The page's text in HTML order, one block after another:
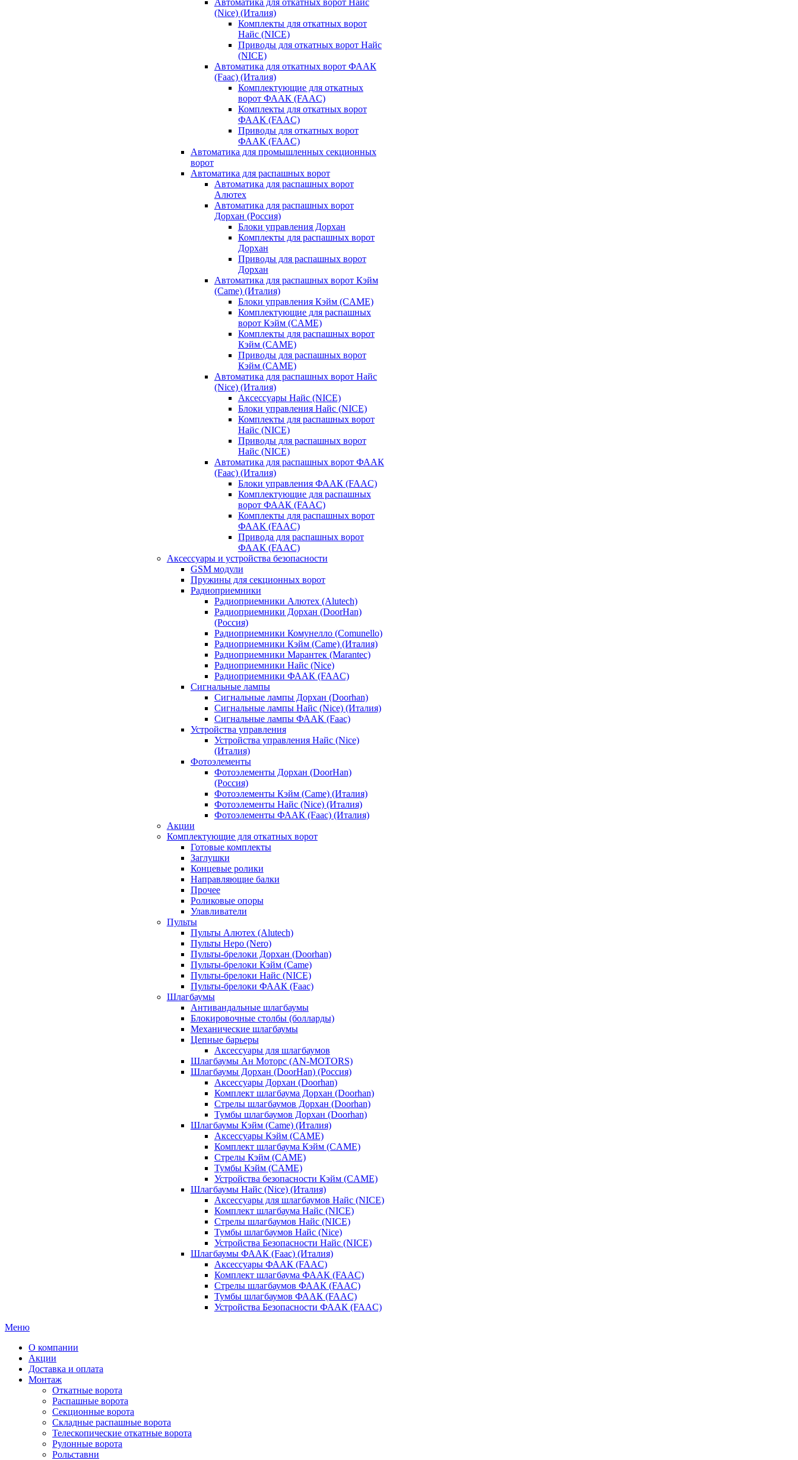
Автоматика для откатных ворот Найс
(Nice) (Италия)
Комплекты для откатных ворот
Найс (NICE)
Приводы для откатных ворот Найс
(NICE)
Автоматика для откатных ворот ФААК
(Faac) (Италия)
Комплектующие для откатных
ворот ФААК (FAAC)
Комплекты для откатных ворот
ФААК (FAAC)
Приводы для откатных ворот
ФААК (FAAC)
Автоматика для промышленных секционных
ворот
Автоматика для распашных ворот
Автоматика для распашных ворот
Алютех
Автоматика для распашных ворот
Дорхан (Россия)
Блоки управления Дорхан
Комплекты для распашных ворот
Дорхан
Приводы для распашных ворот
Дорхан
Автоматика для распашных ворот Кэйм
(Came) (Италия)
Блоки управления Кэйм (CAME)
Комплектующие для распашных
ворот Кэйм (CAME)
Комплекты для распашных ворот
Кэйм (CAME)
Приводы для распашных ворот
Кэйм (CAME)
Автоматика для распашных ворот Найс
(Nice) (Италия)
Аксессуары Найс (NICE)
Блоки управления Найс (NICE)
Комплекты для распашных ворот
Найс (NICE)
Приводы для распашных ворот
Найс (NICE)
Автоматика для распашных ворот ФААК
(Faac) (Италия)
Блоки управления ФААК (FAAC)
Комплектующие для распашных
ворот ФААК (FAAC)
Комплекты для распашных ворот
ФААК (FAAC)
Привода для распашных ворот
ФААК (FAAC)
Аксессуары и устройства безопасности
GSM модули
Пружины для секционных ворот
Радиоприемники
Радиоприемники Алютех (Alutech)
Радиоприемники Дорхан (DoorHan)
(Россия)
Радиоприемники Комунелло (Comunello)
Радиоприемники Кэйм (Came) (Италия)
Радиоприемники Марантек (Marantec)
Радиоприемники Найс (Nice)
Радиоприемники ФААК (FAAC)
Сигнальные лампы
Сигнальные лампы Дорхан (Doorhan)
Сигнальные лампы Найс (Nice) (Италия)
Сигнальные лампы ФААК (Faac)
Устройства управления
Устройства управления Найс (Nice)
(Италия)
Фотоэлементы
Фотоэлементы Дорхан (DoorHan)
(Россия)
Фотоэлементы Кэйм (Came) (Италия)
Фотоэлементы Найс (Nice) (Италия)
Фотоэлементы ФААК (Faac) (Италия)
Акции
Комплектующие для откатных ворот
Готовые комплекты
Заглушки
Концевые ролики
Направляющие балки
Прочее
Роликовые опоры
Улавливатели
Пульты
Пульты Алютех (Alutech)
Пульты Неро (Nero)
Пульты-брелоки Дорхан (Doorhan)
Пульты-брелоки Кэйм (Came)
Пульты-брелоки Найс (NICE)
Пульты-брелоки ФААК (Faac)
Шлагбаумы
Антивандальные шлагбаумы
Блокировочные столбы (болларды)
Механические шлагбаумы
Цепные барьеры
Аксессуары для шлагбаумов
Шлагбаумы Ан Моторс (AN-MOTORS)
Шлагбаумы Дорхан (DoorHan) (Россия)
Аксессуары Дорхан (Doorhan)
Комплект шлагбаума Дорхан (Doorhan)
Стрелы шлагбаумов Дорхан (Doorhan)
Тумбы шлагбаумов Дорхан (Doorhan)
Шлагбаумы Кэйм (Came) (Италия)
Аксессуары Кэйм (CAME)
Комплект шлагбаума Кэйм (CAME)
Стрелы Кэйм (CAME)
Тумбы Кэйм (CAME)
Устройства безопасности Кэйм (CAME)
Шлагбаумы Найс (Nice) (Италия)
Аксессуары для шлагбаумов Найс (NICE)
Комплект шлагбаума Найс (NICE)
Стрелы шлагбаумов Найс (NICE)
Тумбы шлагбаумов Найс (Nice)
Устройства Безопасности Найс (NICE)
Шлагбаумы ФААК (Faac) (Италия)
Аксессуары ФААК (FAAC)
Комплект шлагбаума ФААК (FAAC)
Стрелы шлагбаумов ФААК (FAAC)
Тумбы шлагбаумов ФААК (FAAC)
Устройства Безопасности ФААК (FAAC)
Меню
О компании
Акции
Доставка и оплата
Монтаж
Откатные ворота
Распашные ворота
Секционные ворота
Складные распашные ворота
Телескопические откатные ворота
Рулонные ворота
Рольставни